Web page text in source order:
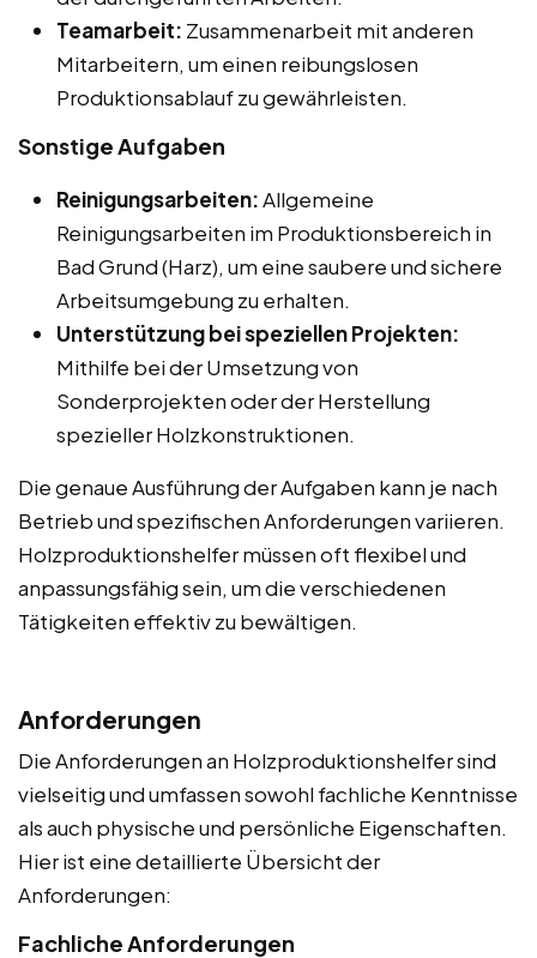
Teamarbeit: Zusammenarbeit mit anderen
Mitarbeitern, um einen reibungslosen
Produktionsablauf zu gewährleisten.
Sonstige Aufgaben
Reinigungsarbeiten:Allgemeine
Reinigungsarbeiten im Produktionsbereich in
Bad Grund (Harz), um eine saubere und sichere
Arbeitsumgebung zu erhalten.
Unterstützung bei speziellen Projekten:
Mithilfe bei der Umsetzung von
Sonderprojekten oder der Herstellung
spezieller Holzkonstruktionen.
Die genaue Ausführung der Aufgaben kann je nach
Betrieb und spezifischen Anforderungen variieren.
Holzproduktionshelfer müssen oft flexibel und
anpassungsfähig sein, um die verschiedenen
Tätigkeiten effektiv zu bewältigen.
Anforderungen
Die Anforderungen an Holzproduktionshelfer sind
vielseitig und umfassen sowohl fachliche Kenntnisse
als auch physische und persönliche Eigenschaften.
Hier ist eine detaillierte Übersicht der
Anforderungen:
Fachliche Anforderungen